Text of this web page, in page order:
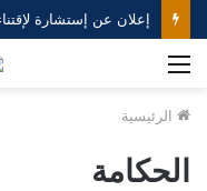
إعلان عن إستشارة
الرئيسية
الحكامة